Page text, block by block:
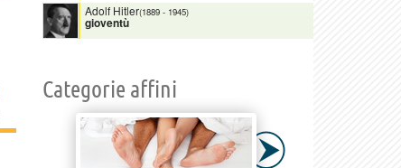
Adolf Hitler(1889 - 1945)
gioventù
Categorie affini